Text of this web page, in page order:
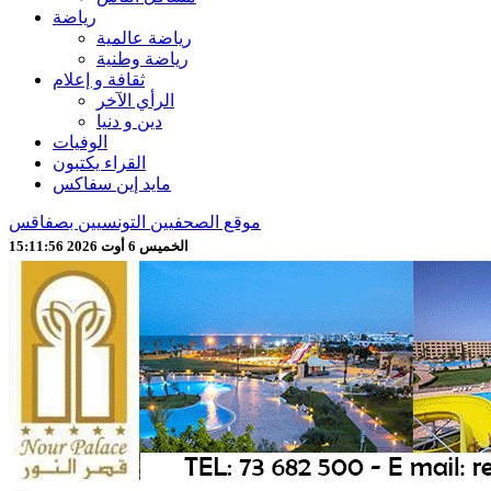
رياضة
رياضة عالمية
رياضة وطنية
ثقافة و إعلام
الرأي الآخر
دين و دنيا
الوفيات
القراء يكتبون
مايد إين سفاكس
موقع الصحفيين التونسيين بصفاقس
الخميس 6 أوت 2026 15:11:58